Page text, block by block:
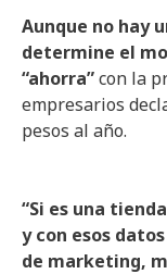
Aunque no hay
determine el
“ahorra”con la
empresarios
pesos al año.
“Si es una
y con esos
de marketing,